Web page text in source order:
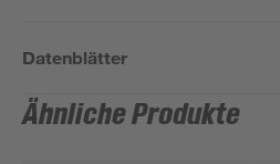
Datenblätter
Ähnliche Produkte